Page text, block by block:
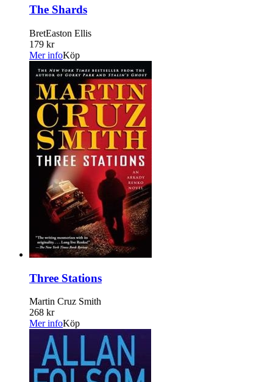
The Shards
BretEaston Ellis
179 kr
Mer infoKöp
Three Stations
Martin Cruz Smith
268 kr
Mer infoKöp